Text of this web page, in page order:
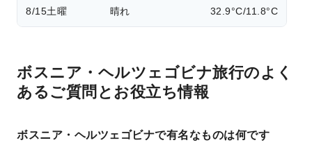
8/15土曜 晴れ 32.9°C/11.8°C
ボスニア・ヘルツェゴビナ旅行のよく
あるご質問とお役立ち情報
ボスニア・ヘルツェゴビナで有名なものは何です